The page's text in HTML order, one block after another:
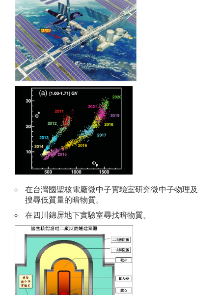
在台灣國聖核電廠微中子實驗室研究微中子物理及
搜尋低質量的暗物質。
在四川錦屏地下實驗室尋找暗物質。